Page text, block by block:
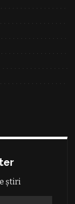
știri